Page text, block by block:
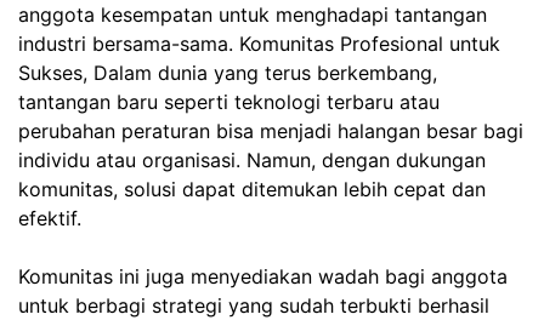
anggota kesempatan untuk menghadapi tantangan
industri bersama-sama. Komunitas Profesional untuk
Sukses, Dalam dunia yang terus berkembang,
tantangan baru seperti teknologi terbaru atau
perubahan peraturan bisa menjadi halangan besar bagi
individu atau organisasi. Namun, dengan dukungan
komunitas, solusi dapat ditemukan lebih cepat dan
efektif.
Komunitas ini juga menyediakan wadah bagi anggota
untuk berbagi strategi yang sudah terbukti berhasil